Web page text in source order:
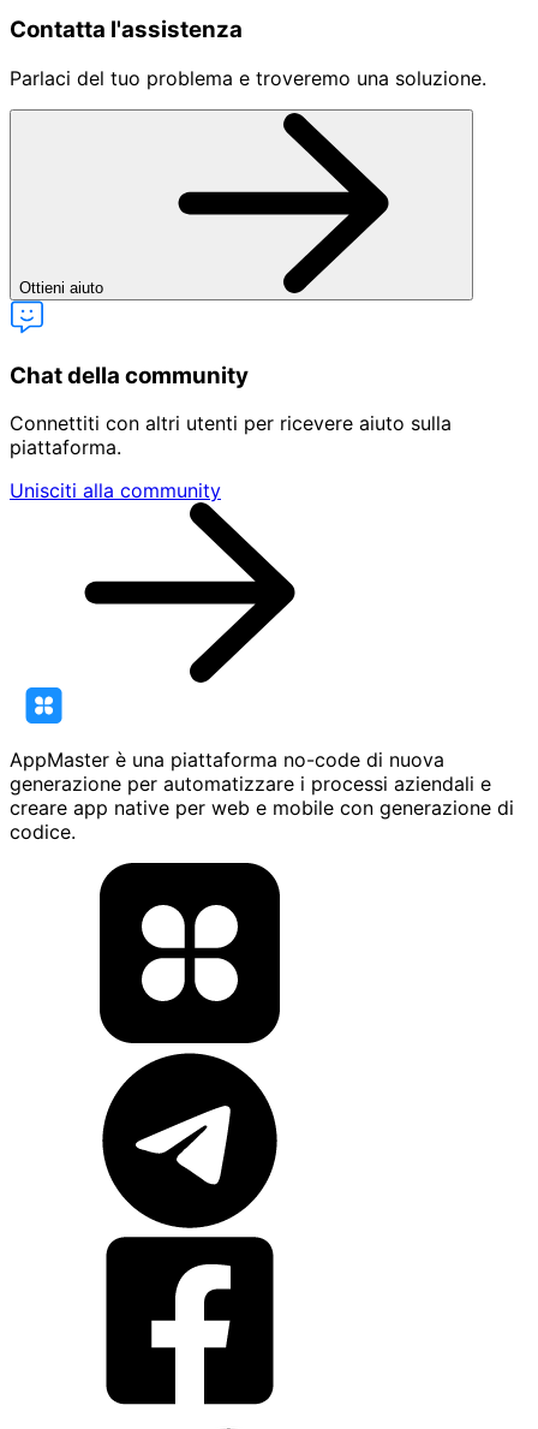
Contatta l'assistenza
Parlaci del tuo problema e troveremo una soluzione.
Ottieni aiuto
Chat della community
Connettiti con altri utenti per ricevere aiuto sulla
piattaforma.
Unisciti alla community
AppMaster è una piattaforma no-code di nuova
generazione per automatizzare i processi aziendali e
creare app native per web e mobile con generazione di
codice.